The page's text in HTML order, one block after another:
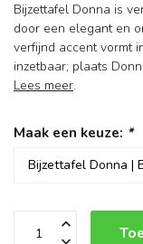
Bijzettafel Donna is
door een elegant en
verfijnd accent vormt
inzetbaar; plaats
Lees meer.
Maak een keuze: *